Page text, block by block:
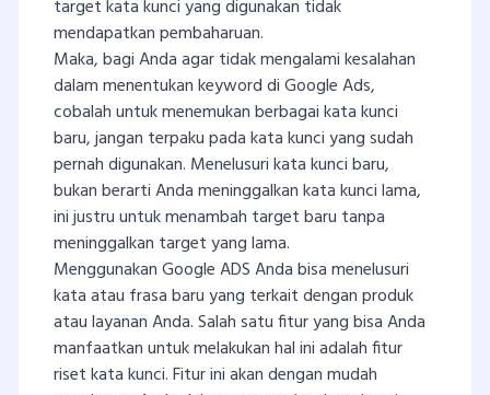
target kata kunci yang digunakan tidak
mendapatkan pembaharuan.
Maka, bagi Anda agar tidak mengalami kesalahan
dalam menentukan keyword di Google Ads,
cobalah untuk menemukan berbagai kata kunci
baru, jangan terpaku pada kata kunci yang sudah
pernah digunakan. Menelusuri kata kunci baru,
bukan berarti Anda meninggalkan kata kunci lama,
ini justru untuk menambah target baru tanpa
meninggalkan target yang lama.
Menggunakan Google ADS Anda bisa menelusuri
kata atau frasa baru yang terkait dengan produk
atau layanan Anda. Salah satu fitur yang bisa Anda
manfaatkan untuk melakukan hal ini adalah fitur
riset kata kunci. Fitur ini akan dengan mudah